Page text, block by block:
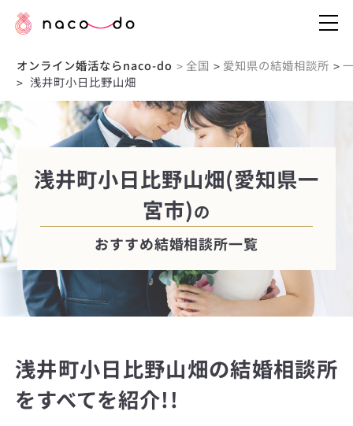
オンライン婚活ならnaco-do > 全国 > 愛知県の結婚相談所 >
> 浅井町小日比野山畑
浅井町小日比野山畑(愛知県一
宮市)の
おすすめ結婚相談所一覧
浅井町小日比野山畑の結婚相談所
をすべてを紹介!!